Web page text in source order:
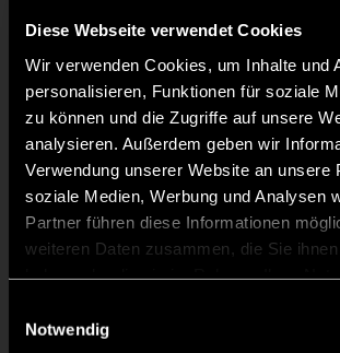
Diese Webseite verwendet Cookies
Wir verwenden Cookies, um Inhalte und
personalisieren, Funktionen für soziale
zu können und die Zugriffe auf unsere
analysieren. Außerdem geben wir
Verwendung unserer Website an unsere
soziale Medien, Werbung und Analysen
Partner führen diese Informationen
weiteren Daten zusammen, die Sie
Notwendig
31' KURZE ECKE - VERGEBEN
KURZE ECKE
ANPFIFF 3. Viertel
24' ABPFIFF 2. Viertel
23'